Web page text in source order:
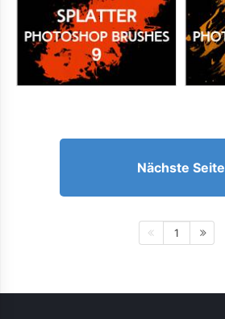
Nächste Seite
1